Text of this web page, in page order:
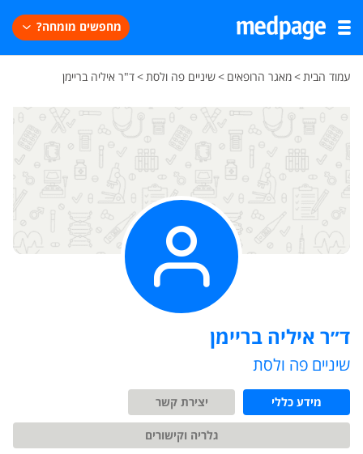
מחפשים מומחה?
עמוד הבית>מאגר הרופאים >שיניים פה ולסת>ד"ר איליה בריימן
ד״ר איליה בריימן
שיניים פה ולסת
מידע כללי יצירת קשר
גלריה וקישורים